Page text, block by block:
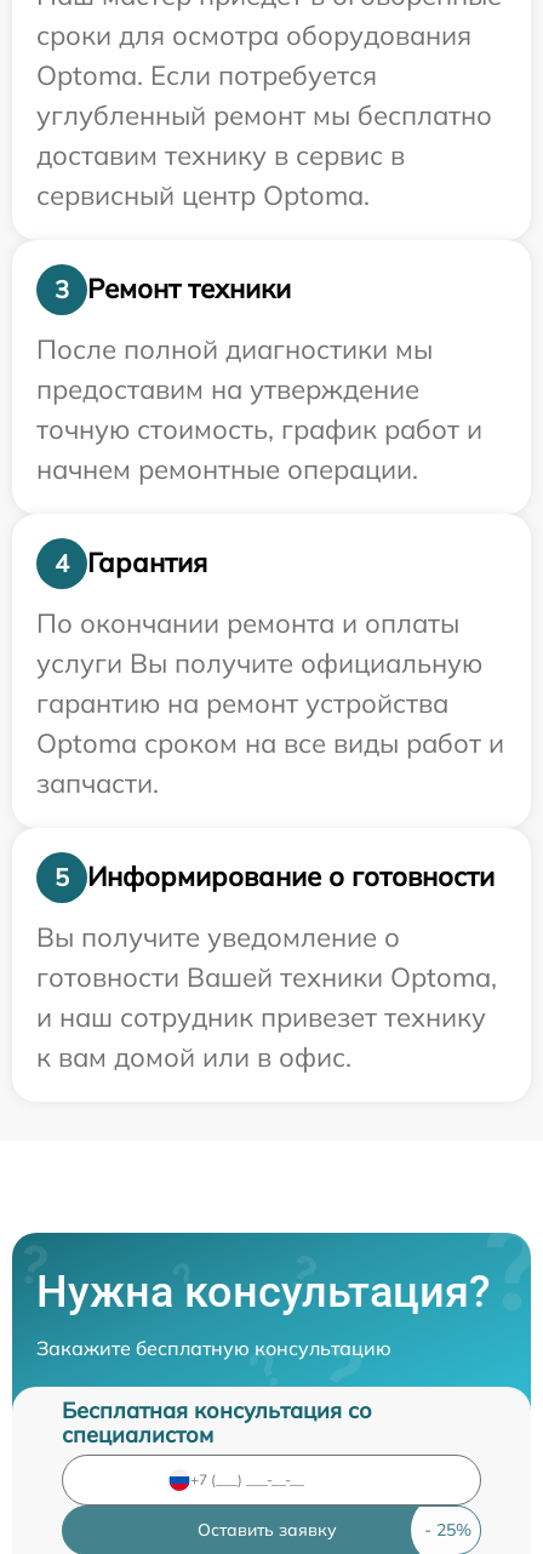
сроки для осмотра оборудования
Optoma. Если потребуется
углубленный ремонт мы бесплатно
доставим технику в сервис в
сервисный центр Optoma.
3
Ремонт техники
После полной диагностики мы
предоставим на утверждение
точную стоимость, график работ и
начнем ремонтные операции.
4
Гарантия
По окончании ремонта и оплаты
услуги Вы получите официальную
гарантию на ремонт устройства
Optoma сроком на все виды работ и
запчасти.
5
Информирование о готовности
Вы получите уведомление о
готовности Вашей техники Optoma,
и наш сотрудник привезет технику
к вам домой или в офис.
Нужна консультация?
Закажите бесплатную консультацию
Бесплатная консультация со
специалистом
Оставить заявку